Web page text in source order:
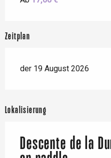
Zeitplan
der 19 August 2026
Lokalisierung
Descente de la